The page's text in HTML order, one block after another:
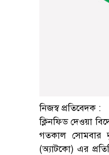
নিজস্ব প্রতিবেদক :
ক্লিনফিড দেওয়া
গতকাল সোমবার
(অ্যাটকো) এর